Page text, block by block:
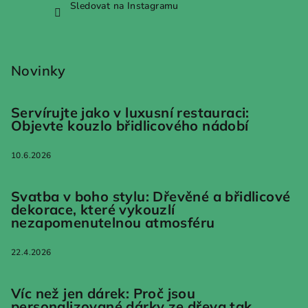
Sledovat na Instagramu
Novinky
Servírujte jako v luxusní restauraci:
Objevte kouzlo břidlicového nádobí
10.6.2026
Svatba v boho stylu: Dřevěné a břidlicové
dekorace, které vykouzlí
nezapomenutelnou atmosféru
22.4.2026
Víc než jen dárek: Proč jsou